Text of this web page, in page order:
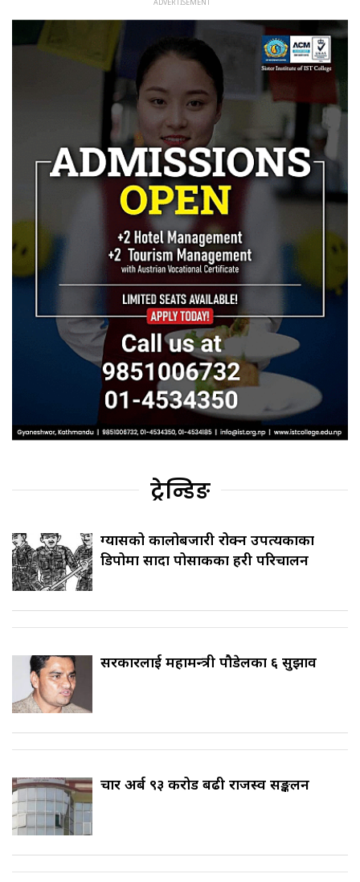
ट्रेन्डिङ
ग्यासको कालोबजारी रोक्न उपत्यकाका
डिपोमा सादा पोसाकका प्रहरी परिचालन
सरकारलाई महामन्त्री पौडेलका ६ सुझाव
चार अर्ब ९३ करोड बढी राजस्व सङ्कलन